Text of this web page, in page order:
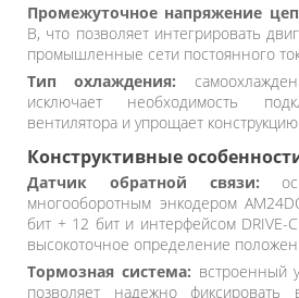
Промежуточное напряжение
В, что позволяет интегрировать
промышленные сети постоянного
Тип охлаждения:
исключает необходимость
вентилятора и упрощает
Конструктивные
Датчик обратной связи:
многооборотным энкодером
бит + 12 бит и интерфейсом DRIVE-
высокоточное определение
Тормозная система: встроенный
позволяет надежно